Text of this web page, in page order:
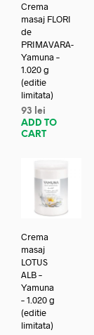
Crema
masaj FLORI
de
PRIMAVARA-
Yamuna –
1.020 g
(editie
limitata)
93
lei
ADD TO
CART
Crema
masaj
LOTUS
ALB –
Yamuna
– 1.020 g
(editie
limitata)